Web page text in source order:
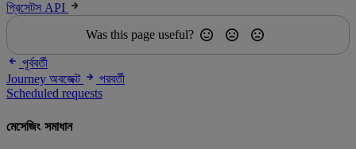
প্রিসেটস API
Was this page useful?
পূর্ববর্তী
Journey অবজেক্ট
পরবর্তী
Scheduled requests
মেসেজিং সমাধান